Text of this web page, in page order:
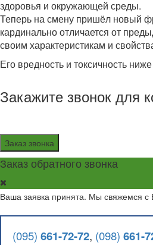
здоровья и окружающей среды.
Теперь на смену пришёл новый
кардинально отличается от
своим характеристикам и
Его вредность и токсичность
Закажите звонок для
Заказ звонка
Заказ обратного звонка
Ваша заявка принята. Мы свяжемся с
(095) 661-72-72, (098) 661-